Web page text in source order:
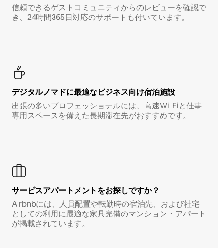
信頼できるゲストコミュニティからのレビューを確認で
き、24時間365日対応のサポートも付いています。
デジタルノマド⁠に最⁠適⁠なビ⁠ジ⁠ネ⁠ス⁠向⁠け宿⁠泊⁠施⁠設
出張の多いプロフェッショナルには、高速Wi-Fiと仕事
専用スペースを備えた長期滞在先がおすすめです。
サービスアパートメントをお探しですか？
Airbnbには、人員配置や転勤時の宿泊先、および社宅
としての利用に最適な家具完備のマンション・アパート
が掲載されています。